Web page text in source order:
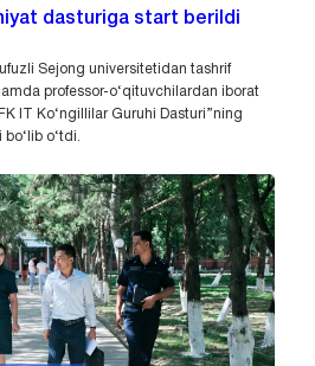
dasturiga start berildi
Sejong universitetidan tashrif
professor-o‘qituvchilardan iborat
IT Ko‘ngillilar Guruhi Dasturi”ning
o‘tdi.